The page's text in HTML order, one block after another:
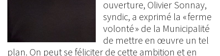
ouverture, Olivier Sonnay,
syndic, a exprimé la « ferme
volonté » de la Municipalité
de mettre en œuvre un tel
plan. On peut se féliciter de cette ambition et en